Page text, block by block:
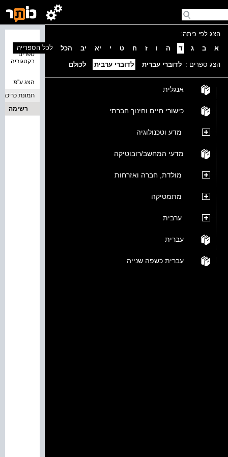
הצג לפי כיתה:
א
ב ג ד ה ו ז ח ט י יא יב הכל
הצג ספרים : לדוברי עברית לדוברי ערבית לכולם
אנגלית
כישורי חיים וחינוך חברתי
מדע וטכנולוגיה
מדעי המחשב/רובוטיקה
מולדת, חברה ואזרחות
מתמטיקה
ערבית
עברית
עברית כשפה שנייה
ספרים
בקטגוריה
לכל הספרייה
הצג ע''פ:
תמונת כריכה
רשימה